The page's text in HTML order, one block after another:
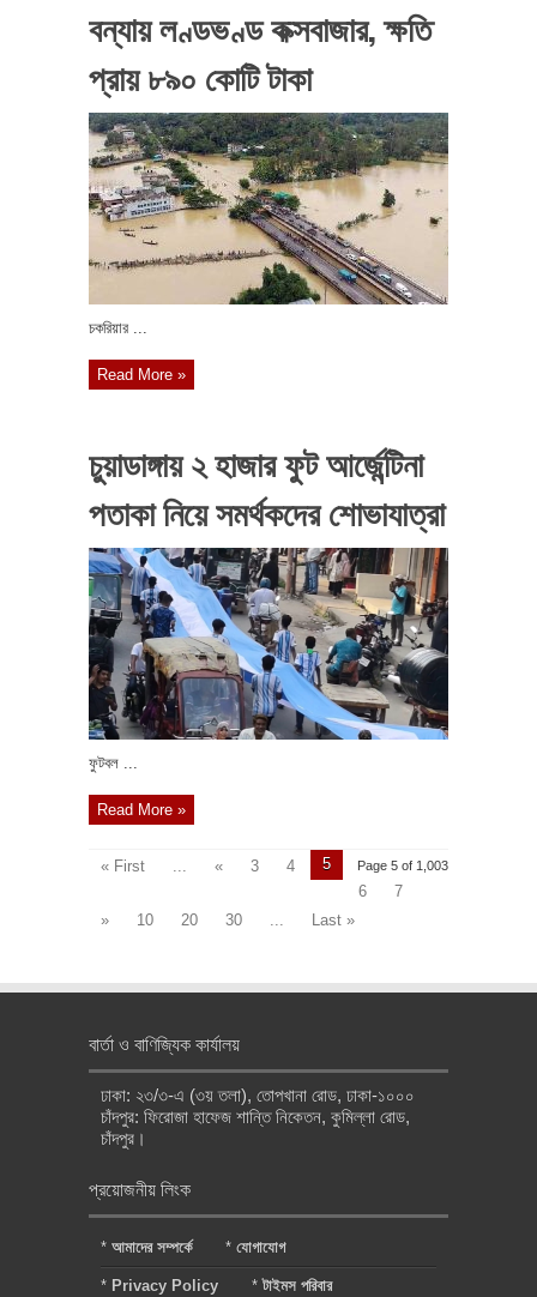
বন্যায় লণ্ডভণ্ড কক্সবাজার, ক্ষতি
প্রায় ৮৯০ কোটি টাকা
চকরিয়ার ...
Read More »
চুয়াডাঙ্গায় ২ হাজার ফুট আর্জেন্টিনা
পতাকা নিয়ে সমর্থকদের শোভাযাত্রা
ফুটবল ...
Read More »
Page 5 of 1,003
« First « 3 4
5
6
7
»
10 20 30 Last »
বার্তা ও বাণিজ্যিক কার্যালয়
ঢাকা: ২৩/৩-এ (৩য় তলা), তোপখানা রোড, ঢাকা-১০০০
চাঁদপুর: ফিরোজা হাফেজ শান্তি নিকেতন, কুমিল্লা রোড,
চাঁদপুর।
প্রয়োজনীয় লিংক
* আমাদের সম্পর্কে * যোগাযোগ
* Privacy Policy *টাইমস পরিবার